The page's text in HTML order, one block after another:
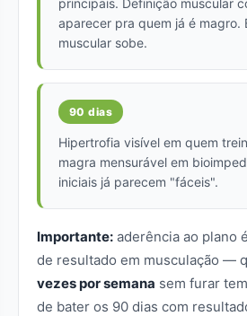
principais. Definição muscular
aparecer pra quem já é magro.
muscular sobe.
90 dias
Hipertrofia visível em quem
magra mensurável em
iniciais já parecem "fáceis".
Importante: aderência ao plano
de resultado em musculação —
vezes por semana sem furar
de bater os 90 dias com